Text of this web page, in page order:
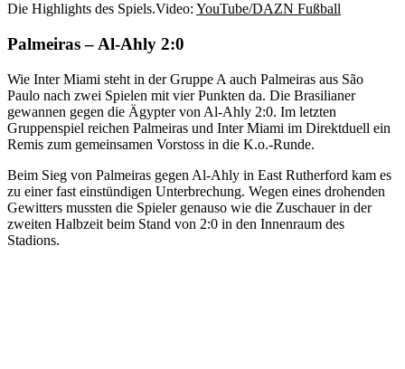
Die Highlights des Spiels.Video: YouTube/DAZN Fußball
Palmeiras – Al-Ahly 2:0
Wie Inter Miami steht in der Gruppe A auch Palmeiras aus São
Paulo nach zwei Spielen mit vier Punkten da. Die Brasilianer
gewannen gegen die Ägypter von Al-Ahly 2:0. Im letzten
Gruppenspiel reichen Palmeiras und Inter Miami im Direktduell ein
Remis zum gemeinsamen Vorstoss in die K.o.-Runde.
Beim Sieg von Palmeiras gegen Al-Ahly in East Rutherford kam es
zu einer fast einstündigen Unterbrechung. Wegen eines drohenden
Gewitters mussten die Spieler genauso wie die Zuschauer in der
zweiten Halbzeit beim Stand von 2:0 in den Innenraum des
Stadions.